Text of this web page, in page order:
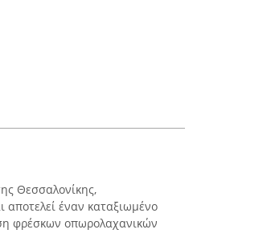
Θεσσαλονίκης,
αποτελεί έναν καταξιωμένο
φρέσκων οπωρολαχανικών